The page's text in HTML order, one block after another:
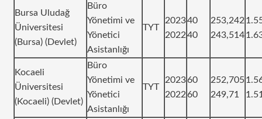
Bursa Uludağ
Üniversitesi
(Bursa) (Devlet)
Büro
Yönetimi ve
Yönetici
Asistanlığı
TYT
2023
2022
40
40
253,242
243,514
Kocaeli
Üniversitesi
(Kocaeli) (Devlet)
Büro
Yönetimi ve
Yönetici
Asistanlığı
TYT
2023
2022
60
60
252,705
249,71